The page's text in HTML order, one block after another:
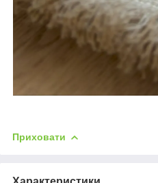
Приховати